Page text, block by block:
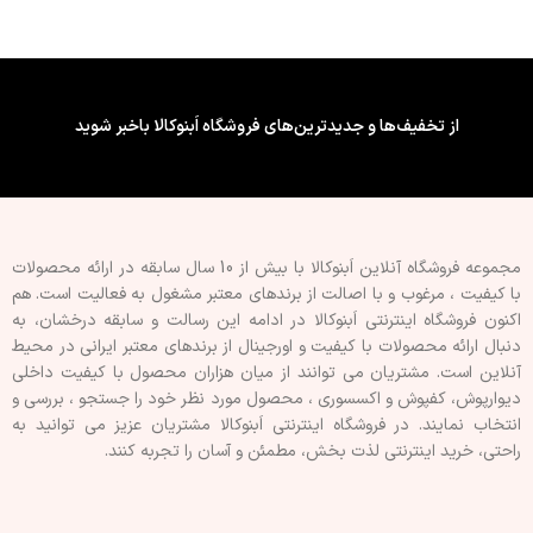
ویژگی چسب پشت تایل/پنل : فوم
ویژگی چسب پشت تایل/پنل : فوم
دار
از تخفیف‌ها و جدیدترین‌های فروشگاه اَبنوکالا باخبر شوید
مجموعه فروشگاه آنلاین اَبنوکالا با بیش از 10 سال سابقه در ارائه محصولات
با کيفيت ، مرغوب و با اصالت از برندهای معتبر مشغول به فعاليت است. هم
اکنون فروشگاه اینترنتی اَبنوکالا در ادامه اين رسالت و سابقه درخشان، به
دنبال ارائه محصولات با کيفيت و اورجينال از برندهای معتبر ايرانی در محيط
آنلاين است. مشتريان می توانند از ميان هزاران محصول با کيفيت داخلی
دیوارپوش، کفپوش و اکسسوری ، محصول مورد نظر خود را جستجو ، بررسی و
انتخاب نمايند. در فروشگاه اینترنتی اَبنوکالا مشتريان عزیز می توانيد به
راحتی، خرید اینترنتی لذت بخش، مطمئن و آسان را تجربه کنند.